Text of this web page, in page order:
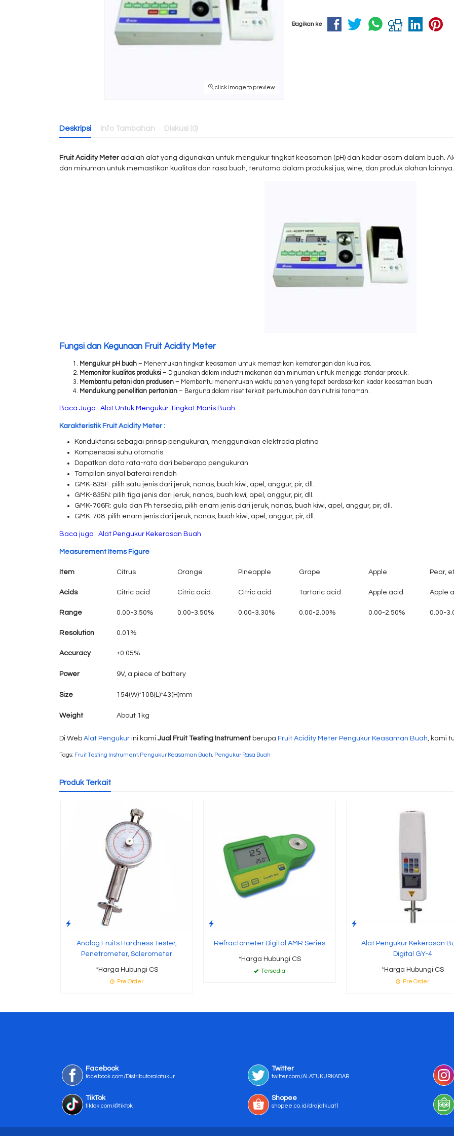
click image to preview
Bagikan ke
Deskripsi Info Tambahan Diskusi (0)
Fruit Acidity Meteradalah alat yang digunakan untuk mengukur tingkat keasaman (pH) dan kadar asam dalam buah.
dan minuman untuk memastikan kualitas dan rasa buah, terutama dalam produksi jus, wine, dan produk olahan lainnya.
Fungsi dan Kegunaan Fruit Acidity Meter
Mengukur pH buah – Menentukan tingkat keasaman untuk memastikan kematangan dan kualitas.
Memonitor kualitas produksi – Digunakan dalam industri makanan dan minuman untuk menjaga standar produk.
Membantu petani dan produsen – Membantu menentukan waktu panen yang tepat berdasarkan kadar keasaman buah.
Mendukung penelitian pertanian – Berguna dalam riset terkait pertumbuhan dan nutrisi tanaman.
Baca Juga : Alat Untuk Mengukur Tingkat Manis Buah
Karakteristik Fruit Acidity Meter :
Konduktansi sebagai prinsip pengukuran, menggunakan elektroda platina
Kompensasi suhu otomatis
Dapatkan data rata-rata dari beberapa pengukuran
Tampilan sinyal baterai rendah
GMK-835F: pilih satu jenis dari jeruk, nanas, buah kiwi, apel, anggur, pir, dll.
GMK-835N: pilih tiga jenis dari jeruk, nanas, buah kiwi, apel, anggur, pir, dll.
GMK-706R: gula dan Ph tersedia, pilih enam jenis dari jeruk, nanas, buah kiwi, apel, anggur, pir, dll.
GMK-708: pilih enam jenis dari jeruk, nanas, buah kiwi, apel, anggur, pir, dll.
Baca juga : Alat Pengukur Kekerasan Buah
Measurement Items Figure
Item Citrus Orange Pineapple Grape Apple Pear,
Acids Citric acid Citric acid Citric acid Tartaric acid Apple acid Apple
Range 0.00-3.50% 0.00-3.50% 0.00-3.30% 0.00-2.00% 0.00-2.50% 0.00-
Resolution 0.01%
Accuracy ±0.05%
Power 9V, a piece of battery
Size 154(W)*108(L)*43(H)mm
Weight About 1kg
Di Web Alat Pengukur ini kamiJual Fruit Testing Instrument berupa Fruit Acidity Meter Pengukur Keasaman Buah , kami
Tags: Fruit Testing Instrument, Pengukur Keasaman Buah, Pengukur Rasa Buah
Produk Terkait
Analog Fruits Hardness Tester,
Penetrometer, Sclerometer
*Harga Hubungi CS
Pre Order
Refractometer Digital AMR Series
*Harga Hubungi CS
Tersedia
Alat Pengukur Kekerasan
Digital GY-4
*Harga Hubungi CS
Pre Order
Facebook
facebook.com/Distributoralatukur
Twitter
twitter.com/ALATUKURKADAR
TikTok
tiktok.com/@tiktok
Shopee
shopee.co.id/drajatkuat1